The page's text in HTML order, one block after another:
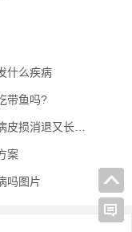
什么疾病
带鱼吗?
消退又长小红点
案
吗图片